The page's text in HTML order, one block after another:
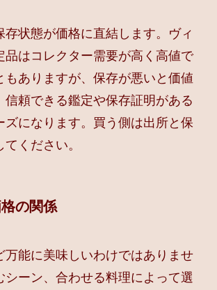
存状態が価格に直結します。ヴィ
品はコレクター需要が高く高値で
もありますが、保存が悪いと価値
信頼できる鑑定や保存証明がある
ズになります。買う側は出所と保
ください。
の関係
万能に美味しいわけではありませ
シーン、合わせる料理によって選